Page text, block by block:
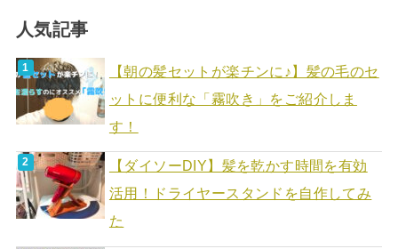
人気記事
【朝の髪セットが楽チンに♪】髪の毛のセ
ットに便利な「霧吹き」をご紹介しま
す！
【ダイソーDIY】髪を乾かす時間を有効
活用！ドライヤースタンドを自作してみ
た